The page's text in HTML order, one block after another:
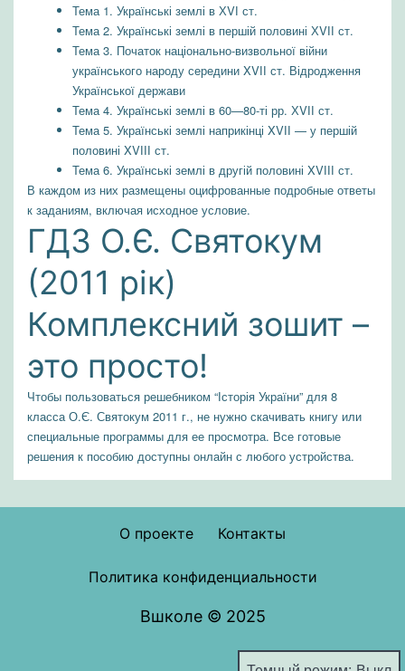
Тема 1. Українські землі в ХVІ ст.
Тема 2. Українські землі в першій половині ХVІІ ст.
Тема 3. Початок національно-визвольної війни
українського народу середини XVІІ ст. Відродження
Української держави
Тема 4. Українські землі в 60—80-ті рр. ХVІІ ст.
Тема 5. Українські землі наприкінці XVІІ — у першій
половині XVІІІ ст.
Тема 6. Українські землі в другій половині XVІІІ ст.
В каждом из них размещены оцифрованные подробные ответы
к заданиям, включая исходное условие.
ГДЗ О.Є. Святокум
(2011 рік)
Комплексний зошит –
это просто!
Чтобы пользоваться решебником “Історія України” для 8
класса О.Є. Святокум 2011 г., не нужно скачивать книгу или
специальные программы для ее просмотра. Все готовые
решения к пособию доступны онлайн с любого устройства.
О проекте Контакты
Политика конфиденциальности
Вшколе © 2025